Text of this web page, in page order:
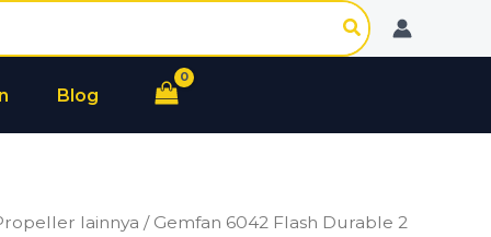
Blog
lainnya / Gemfan 6042 Flash Durable 2
Blade
6x4.2